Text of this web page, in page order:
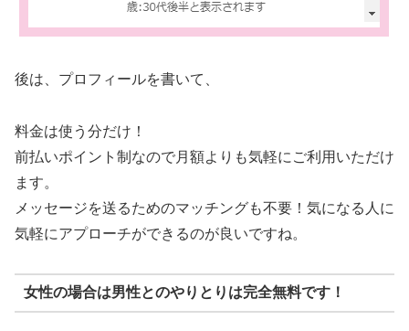
後は、プロフィールを書いて、
料金は使う分だけ！
前払いポイント制なので月額よりも気軽にご利用いただけ
ます。
メッセージを送るためのマッチングも不要！気になる人に
気軽にアプローチができるのが良いですね。
女性の場合は男性とのやりとりは完全無料です！